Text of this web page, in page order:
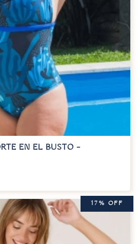
EN EL BUSTO –
17% OFF